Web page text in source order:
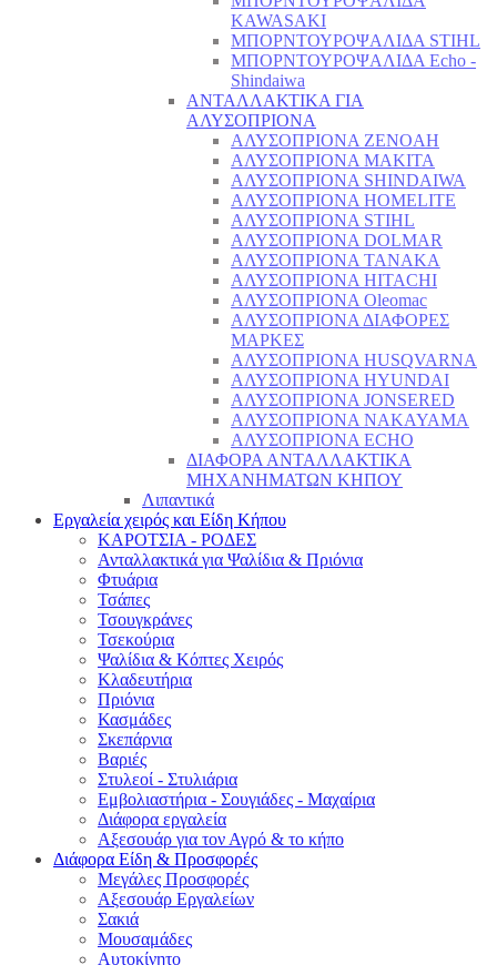
KAWASAKI
ΜΠΟΡΝΤΟΥΡΟΨΑΛΙΔΑ STIHL
ΜΠΟΡΝΤΟΥΡΟΨΑΛΙΔΑ Echo -
Shindaiwa
ΑΝΤΑΛΛΑΚΤΙΚΑ ΓΙΑ
ΑΛΥΣΟΠΡΙΟΝΑ
ΑΛΥΣΟΠΡΙΟΝΑ ZENOAH
ΑΛΥΣΟΠΡΙΟΝΑ MAKITA
ΑΛΥΣΟΠΡΙΟΝΑ SHINDAIWA
ΑΛΥΣΟΠΡΙΟΝΑ HOMELITE
ΑΛΥΣΟΠΡΙΟΝΑ STIHL
ΑΛΥΣΟΠΡΙΟΝΑ DOLMAR
ΑΛΥΣΟΠΡΙΟΝΑ TANAKA
ΑΛΥΣΟΠΡΙΟΝΑ HITACHI
ΑΛΥΣΟΠΡΙΟΝΑ Oleomac
ΑΛΥΣΟΠΡΙΟΝΑ ΔΙΑΦΟΡΕΣ
ΜΑΡΚΕΣ
ΑΛΥΣΟΠΡΙΟΝΑ HUSQVARNA
ΑΛΥΣΟΠΡΙΟΝΑ HYUNDAI
ΑΛΥΣΟΠΡΙΟΝΑ JONSERED
ΑΛΥΣΟΠΡΙΟΝΑ NAKAYAMA
ΑΛΥΣΟΠΡΙΟΝΑ ECHO
ΔΙΑΦΟΡΑ ΑΝΤΑΛΛΑΚΤΙΚΑ
ΜΗΧΑΝΗΜΑΤΩΝ ΚΗΠΟΥ
Λιπαντικά
Εργαλεία χειρός και Είδη Κήπου
ΚΑΡΟΤΣΙΑ - ΡΟΔΕΣ
Ανταλλακτικά για Ψαλίδια & Πριόνια
Φτυάρια
Τσάπες
Τσουγκράνες
Τσεκούρια
Ψαλίδια & Κόπτες Χειρός
Κλαδευτήρια
Πριόνια
Κασμάδες
Σκεπάρνια
Βαριές
Στυλεοί - Στυλιάρια
Εμβολιαστήρια - Σουγιάδες - Μαχαίρια
Διάφορα εργαλεία
Αξεσουάρ για τον Αγρό & το κήπο
Διάφορα Είδη & Προσφορές
Μεγάλες Προσφορές
Αξεσουάρ Εργαλείων
Σακιά
Μουσαμάδες
Αυτοκίνητο